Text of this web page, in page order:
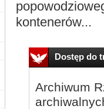
kontenerów...
Dostęp do
Archiwum